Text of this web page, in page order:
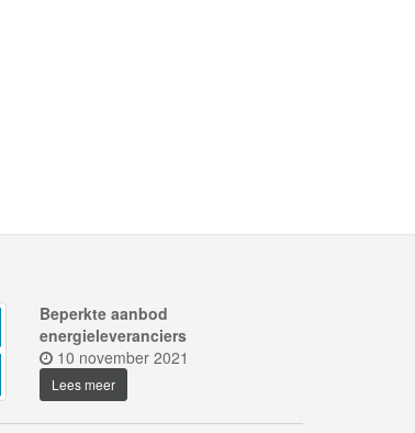
Beperkte aanbod
energieleveranciers
10 november 2021
Lees meer